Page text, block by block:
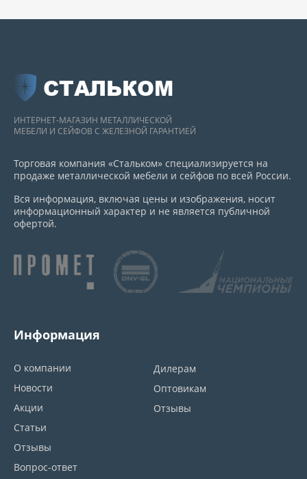
СТАЛЬКОМ
ИНТЕРНЕТ-МАГАЗИН МЕТАЛЛИЧЕСКОЙ
МЕБЕЛИ И СЕЙФОВ С ЖЕЛЕЗНОЙ ГАРАНТИЕЙ
Торговая компания «Стальком» специализируется на
продаже металлической мебели и сейфов по всей России.
Вся информация, включая цены и изображения, носит
информационный характер и не является публичной
офертой.
Информация
О компании
Новости
Акции
Статьи
Отзывы
Вопрос-ответ
Дилерам
Оптовикам
Отзывы